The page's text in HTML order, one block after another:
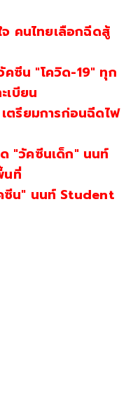
คนไทยเลือกฉีดสู้
ซีน "โควิด-19" ทุก
บียน
ตรียมการก่อนฉีดไฟ
"วัคซีนเด็ก" นนท์
นที่
ซีน" นนท์ Student